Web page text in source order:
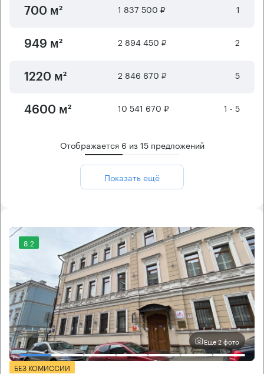
700 м² 1 837 500 ₽ 1
949 м² 2 894 450 ₽ 2
1220 м² 2 846 670 ₽ 5
4600 м² 10 541 670 ₽ 1 - 5
Отображается 6 из15предложений
Показать ещё
8.2
Еще 2 фото
БЕЗ КОМИССИИ